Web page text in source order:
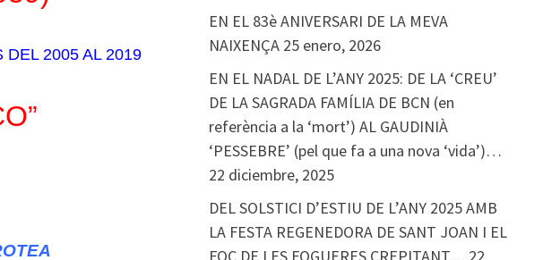
2005 AL 2019
EN EL 83è ANIVERSARI DE LA MEVA
NAIXENÇA 25 enero, 2026
EN EL NADAL DE L’ANY 2025: DE LA ‘CREU’
DE LA SAGRADA FAMÍLIA DE BCN (en
referència a la ‘mort’) AL GAUDINIÀ
‘PESSEBRE’ (pel que fa a una nova ‘vida’)…
22 diciembre, 2025
DEL SOLSTICI D’ESTIU DE L’ANY 2025 AMB
LA FESTA REGENEDORA DE SANT JOAN I EL